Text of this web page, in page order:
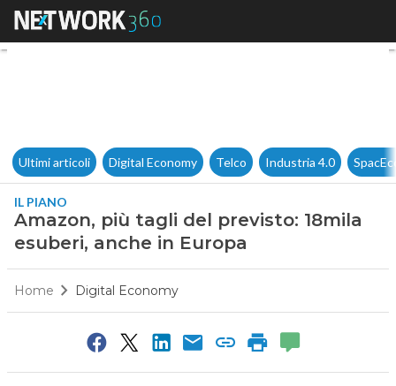
Amazon, più tagli del
Ultimi articoli Digital Economy Telco Industria 4.0
IL PIANO
Amazon, più tagli del previsto: 18mila
esuberi, anche in Europa
Home Digital Economy